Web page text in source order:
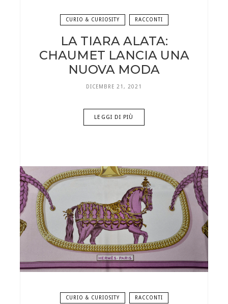
CURIO & CURIOSITY RACCONTI
LA TIARA ALATA:
CHAUMET LANCIA UNA
NUOVA MODA
DICEMBRE 21, 2021
LEGGI DI PIÙ
CURIO & CURIOSITY RACCONTI